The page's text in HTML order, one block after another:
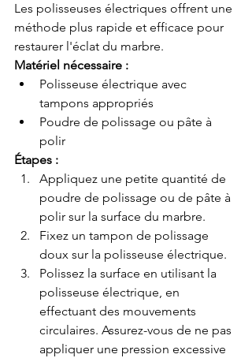
Les polisseuses électriques offrent une
méthode plus rapide et efficace pour
restaurer l'éclat du marbre.
Matériel nécessaire :
Polisseuse électrique avec
tampons appropriés
Poudre de polissage ou pâte à
polir
Étapes :
Appliquez une petite quantité de
poudre de polissage ou de pâte à
polir sur la surface du marbre.
Fixez un tampon de polissage
doux sur la polisseuse électrique.
Polissez la surface en utilisant la
polisseuse électrique, en
effectuant des mouvements
circulaires. Assurez-vous de ne pas
appliquer une pression excessive